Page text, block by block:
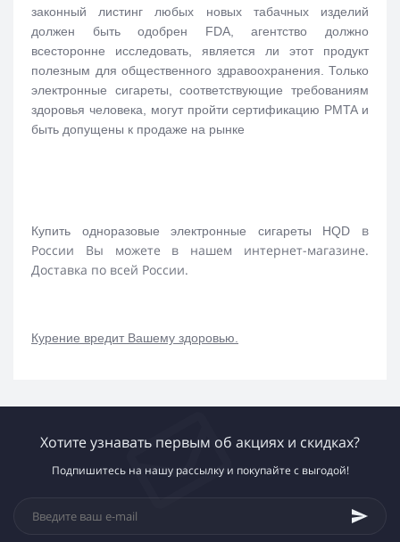
законный листинг любых новых табачных изделий
должен быть одобрен FDA, агентство должно
всесторонне исследовать, является ли этот продукт
полезным для общественного здравоохранения. Только
электронные сигареты, соответствующие требованиям
здоровья человека, могут пройти сертификацию PMTA и
быть допущены к продаже на рынке
Купить одноразовые электронные сигареты HQD в
России Вы можете в нашем интернет-магазине.
Доставка по всей России.
Курение вредит Вашему здоровью.
Хотите узнавать первым об акциях и скидках?
Подпишитесь на нашу рассылку и покупайте с выгодой!